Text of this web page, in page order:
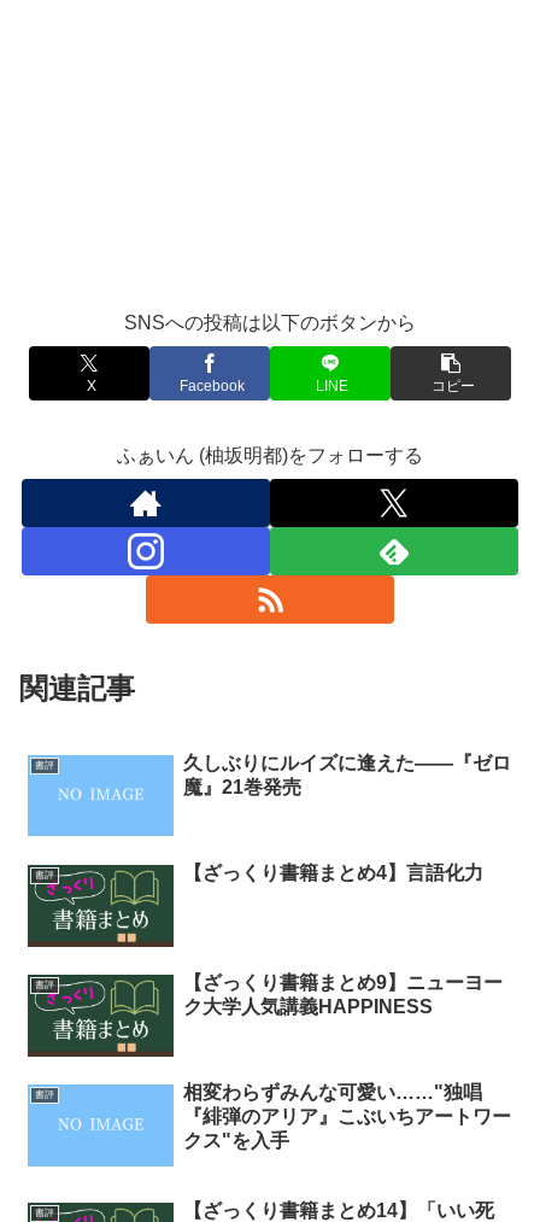
SNSへの投稿は以下のボタンから
X Facebook LINE コピー
ふぁいん (柚坂明都)をフォローする
関連記事
書評
久しぶりにルイズに逢えた――『ゼロ
魔』21巻発売
書評 【ざっくり書籍まとめ4】言語化力
書評
【ざっくり書籍まとめ9】ニューヨー
ク大学人気講義HAPPINESS
書評
相変わらずみんな可愛い……"独唱
『緋弾のアリア』こぶいちアートワー
クス"を入手
書評
【ざっくり書籍まとめ14】「いい死